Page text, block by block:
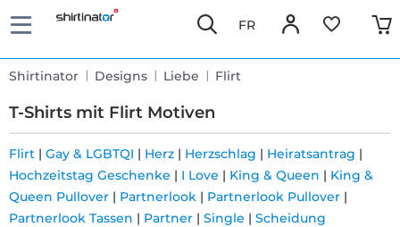
FR
Shirtinator Designs Liebe Flirt
T-Shirts mit Flirt Motiven
Schnelle
Lieferung
Flirt | Gay & LGBTQI | Herz | Herzschlag | Heiratsantrag |
Hochzeitstag Geschenke | I Love | King & Queen | King &
Queen Pullover | Partnerlook | Partnerlook Pullover |
Partnerlook Tassen | Partner | Single | Scheidung